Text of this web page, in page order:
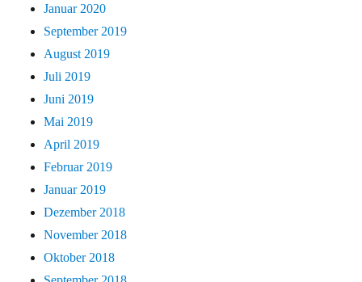
Januar 2020
September 2019
August 2019
Juli 2019
Juni 2019
Mai 2019
April 2019
Februar 2019
Januar 2019
Dezember 2018
November 2018
Oktober 2018